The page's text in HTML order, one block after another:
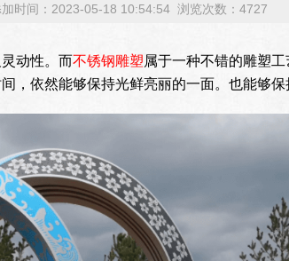
时间：2023-05-18 10:54:54 浏览次数：4727
动性。而不锈钢雕塑属于一种不错的雕塑
，依然能够保持光鲜亮丽的一面。也能够保